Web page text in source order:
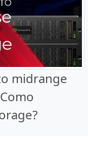
midrange